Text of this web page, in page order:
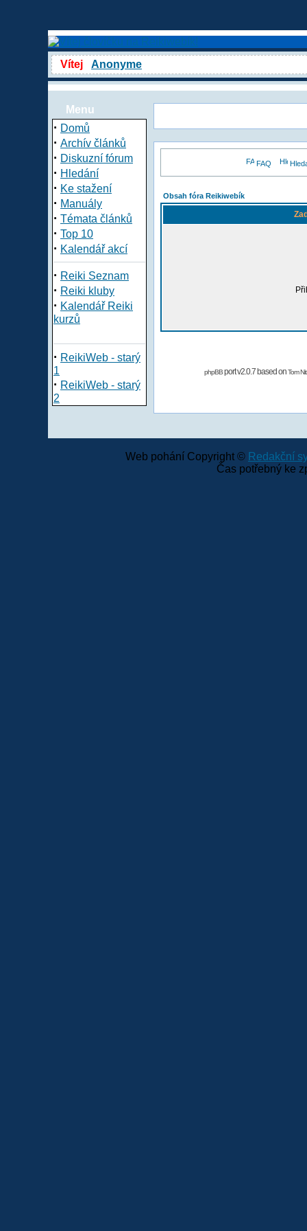
Vítej Anonyme
Menu
· Domů
· Archív článků
· Diskuzní fórum
· Hledání
· Ke stažení
· Manuály
· Témata článků
· Top 10
· Kalendář akcí
· Reiki Seznam
· Reiki kluby
· Kalendář Reiki
kurzů
· ReikiWeb - starý
1
· ReikiWeb - starý
2
FAQ
Obsah fóra Reikiwebík
phpBBport v2.0.7 based onTom
Web pohání Copyright © Redakční
Čas potřebný ke